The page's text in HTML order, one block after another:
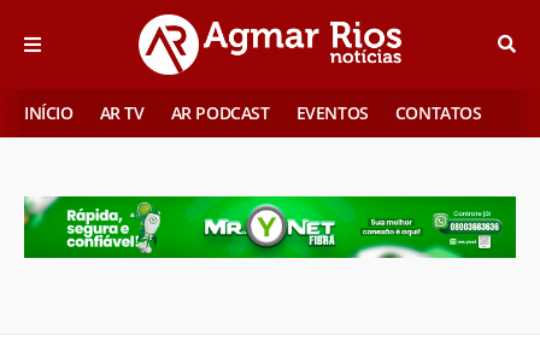
INÍCIO AR TV AR PODCAST EVENTOS CONTATOS